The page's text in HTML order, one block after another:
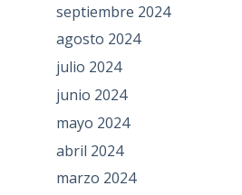
septiembre 2024
agosto 2024
julio 2024
junio 2024
mayo 2024
abril 2024
marzo 2024